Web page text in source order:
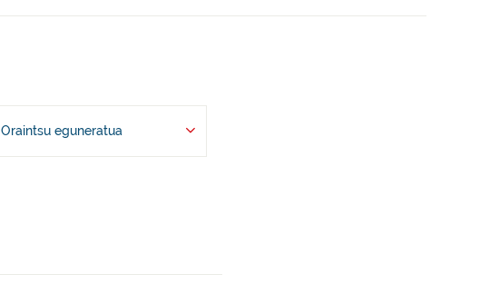
Oraintsu eguneratua